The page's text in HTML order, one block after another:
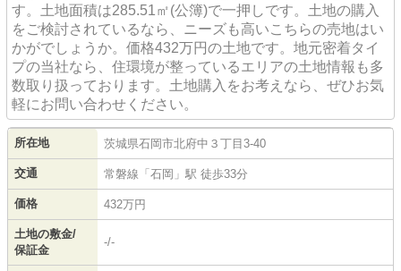
す。土地面積は285.51㎡(公簿)で一押しです。土地の購入
をご検討されているなら、ニーズも高いこちらの売地はい
かがでしょうか。価格432万円の土地です。地元密着タイ
プの当社なら、住環境が整っているエリアの土地情報も多
数取り扱っております。土地購入をお考えなら、ぜひお気
軽にお問い合わせください。
所在地 茨城県石岡市北府中 ３丁目3-40
交通 常磐線 「 石岡 」駅 徒歩33分
価格 432万円
土地の敷金/
保証金
-/-